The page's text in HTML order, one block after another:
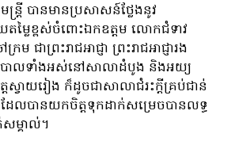
ត្រី បានមានប្រសាសន៍ថ្លែងនូវ
ម្លៃខ្ពស់ចំពោះឯកឧត្តម លោកជំទាវ
ាព្រះរាជអាជ្ញា ព្រះរាជអាជ្ញារង
ឋបាលទាំងអស់នៅសាលាដំបូង និងអយ្យ
ស្វាយរៀង ក៏ដូចជាសាលាជំរះក្តីគ្រប់ជាន់
ែលបានយកចិត្តទុកដាក់សម្រេចបានលទ្ធ
សម្គាល់។